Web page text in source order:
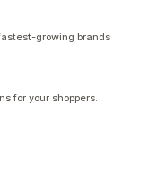
growing brands
for your shoppers.